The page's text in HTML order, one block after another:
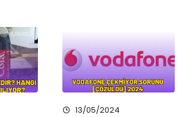
13/05/2024